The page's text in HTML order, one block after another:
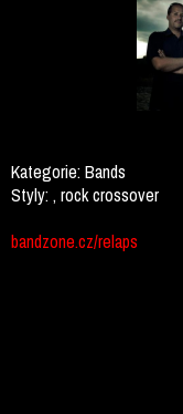
Kategorie:Bands
Styly:, rock crossover
bandzone.cz/relaps